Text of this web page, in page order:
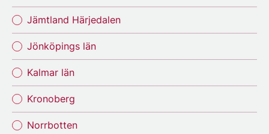
Jämtland Härjedalen
Jönköpings län
Kalmar län
Kronoberg
Norrbotten